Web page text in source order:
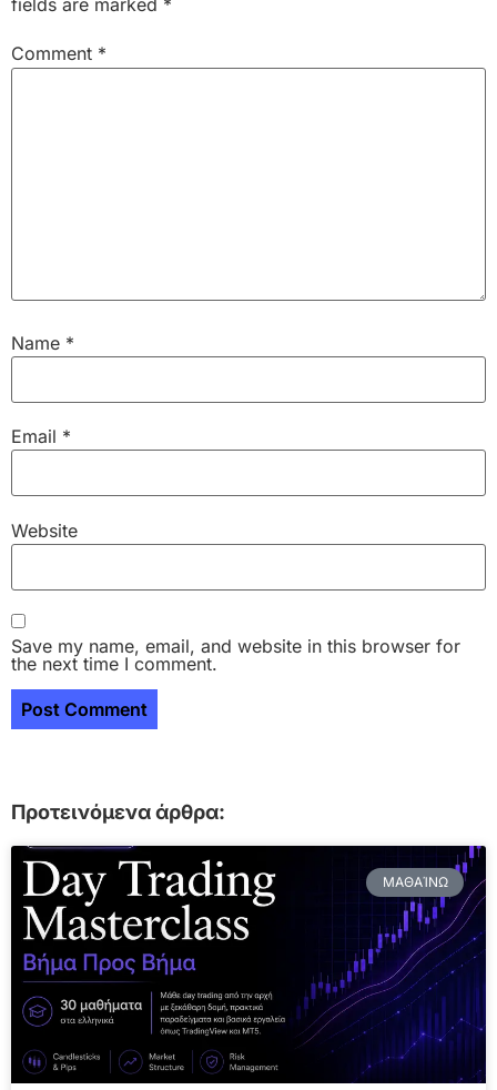
fields are marked *
Comment *
Name *
Email *
Website
Save my name, email, and website in this browser for
the next time I comment.
Προτεινόμενα άρθρα:
ΜΑΘΑΊΝΩ